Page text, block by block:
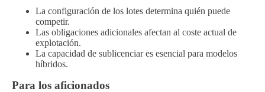
La configuración de los lotes determina quién puede
competir.
Las obligaciones adicionales afectan al coste actual de
explotación.
La capacidad de sublicenciar es esencial para modelos
híbridos.
Para los aficionados